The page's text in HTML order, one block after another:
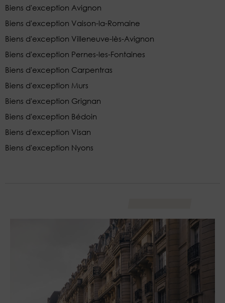
Biens d'exception Avignon
Biens d'exception Vaison-la-Romaine
Biens d'exception Villeneuve-lès-Avignon
Biens d'exception Pernes-les-Fontaines
Biens d'exception Carpentras
Biens d'exception Murs
Biens d'exception Grignan
Biens d'exception Bédoin
Biens d'exception Visan
Biens d'exception Nyons